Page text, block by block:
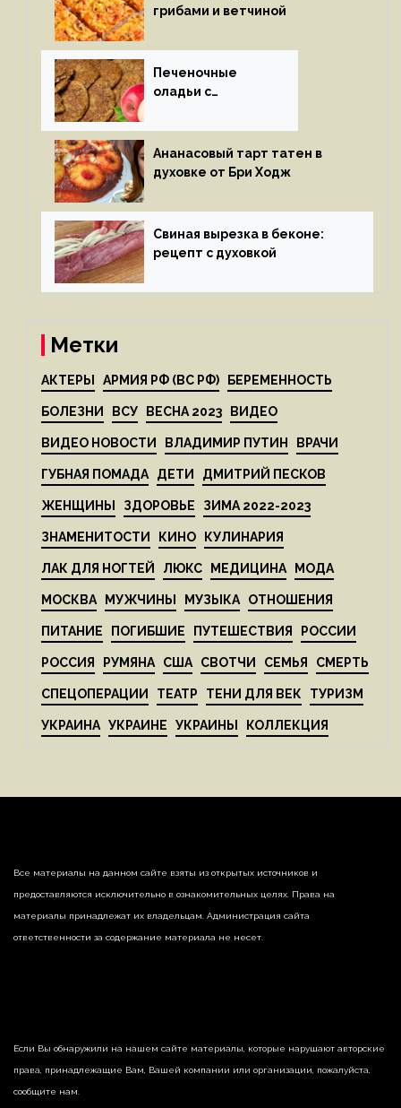
грибами и ветчиной
Печеночные
оладьи с
Ананасовый тарт татен в
духовке от Бри Ходж
Свиная вырезка в беконе:
рецепт с духовкой
Метки
АКТЕРЫ АРМИЯ РФ (ВС РФ) БЕРЕМЕННОСТЬ
БОЛЕЗНИ ВСУ ВЕСНА 2023 ВИДЕО
ВИДЕО НОВОСТИ ВЛАДИМИР ПУТИН ВРАЧИ
ГУБНАЯ ПОМАДА ДЕТИ ДМИТРИЙ ПЕСКОВ
ЖЕНЩИНЫ ЗДОРОВЬЕ ЗИМА 2022-2023
ЗНАМЕНИТОСТИ КИНО КУЛИНАРИЯ
ЛАК ДЛЯ НОГТЕЙ ЛЮКС МЕДИЦИНА МОДА
МОСКВА МУЖЧИНЫ МУЗЫКА ОТНОШЕНИЯ
ПИТАНИЕ ПОГИБШИЕ ПУТЕШЕСТВИЯ РОССИИ
РОССИЯ РУМЯНА США СВОТЧИ СЕМЬЯ СМЕРТЬ
СПЕЦОПЕРАЦИИ ТЕАТР ТЕНИ ДЛЯ ВЕК ТУРИЗМ
УКРАИНА УКРАИНЕ УКРАИНЫ КОЛЛЕКЦИЯ
Все материалы на данном сайте взяты из открытых источников и
предоставляются исключительно в ознакомительных целях. Права на
материалы принадлежат их владельцам. Администрация сайта
ответственности за содержание материала не несет.
Если Вы обнаружили на нашем сайте материалы, которые нарушают авторские
права, принадлежащие Вам, Вашей компании или организации, пожалуйста,
сообщите нам.